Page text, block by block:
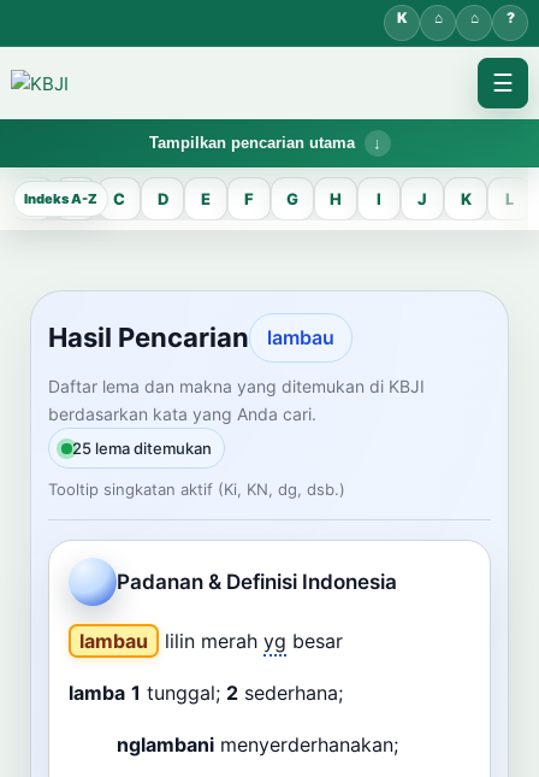
☰
Tampilkan pencarian utama
KBJI WORKSPACE
Hasil Pencarian
Temukan lema Jawa dan maknanya dalam bahasa Indonesia saat
mengelola data Kamus Bahasa Jawa-Indonesia.
CARI LEMA JAWA
Masukkan kata Jawa
Dashboard Pencarian
A B C D E F G H I J K L
Hasil Pencarian lambau
Daftar lema dan makna yang ditemukan di KBJI
berdasarkan kata yang Anda cari.
25 lema ditemukan
Tooltip singkatan aktif (Ki, KN, dg, dsb.)
Padanan & Definisi Indonesia
lambau lilin merah yg besar
lamba 1 tunggal; 2 sederhana;
nglambani menyerderhanakan;